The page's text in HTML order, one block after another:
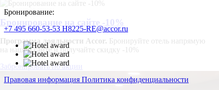
Бронирование на сайте -10%
Программа лояльности Accor. Бронируйте отель напрямую
на нашем сайте и получайте скидку -10%
Забронировать по акции
Бронирование:
+7 495 660-53-53H8225-RE@accor.ru
Правовая информация Политика конфиденциальности